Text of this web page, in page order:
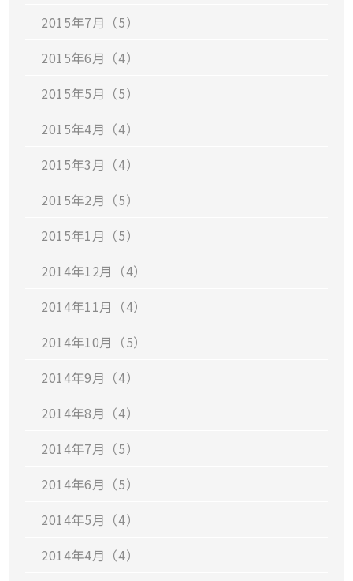
2015年7月（5）
2015年6月（4）
2015年5月（5）
2015年4月（4）
2015年3月（4）
2015年2月（5）
2015年1月（5）
2014年12月（4）
2014年11月（4）
2014年10月（5）
2014年9月（4）
2014年8月（4）
2014年7月（5）
2014年6月（5）
2014年5月（4）
2014年4月（4）